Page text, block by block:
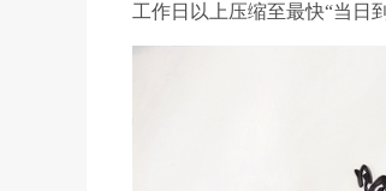
工作日以上压缩至最快“当日